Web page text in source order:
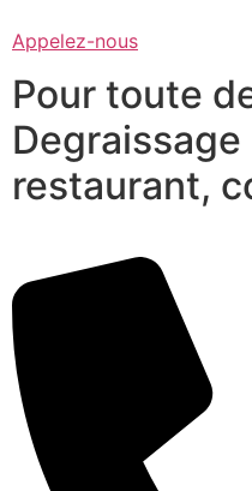
Appelez-nous
Pour toute
restaurant,